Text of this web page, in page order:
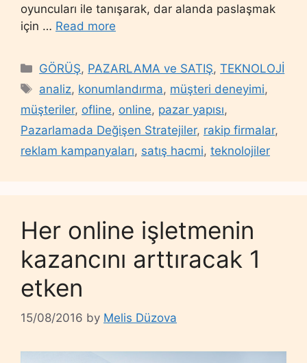
oyuncuları ile tanışarak, dar alanda paslaşmak
için … Read more
Categories
GÖRÜŞ, PAZARLAMA ve SATIŞ,TEKNOLOJİ
Tags
analiz, konumlandırma, müşteri deneyimi,
müşteriler, ofline, online, pazar yapısı,
Pazarlamada Değişen Stratejiler, rakip firmalar,
reklam kampanyaları, satış hacmi, teknolojiler
Her online işletmenin
kazancını arttıracak 1
etken
15/08/2016 by Melis Düzova